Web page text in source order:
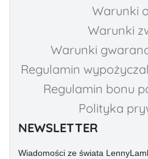
Warunki
Warunki
Warunki
Regulamin
Regulamin bonu
Polityka
NEWSLETTER
Wiadomości ze świata